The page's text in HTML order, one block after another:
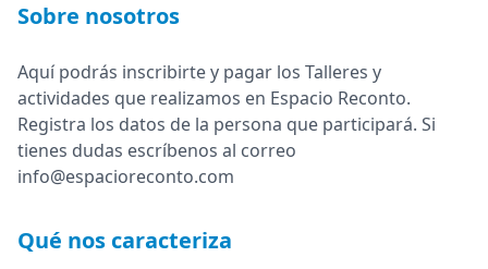
Sobre nosotros
Aquí podrás inscribirte y pagar los Talleres y
actividades que realizamos en Espacio Reconto.
Registra los datos de la persona que participará. Si
tienes dudas escríbenos al correo
info@espacioreconto.com
Qué nos caracteriza